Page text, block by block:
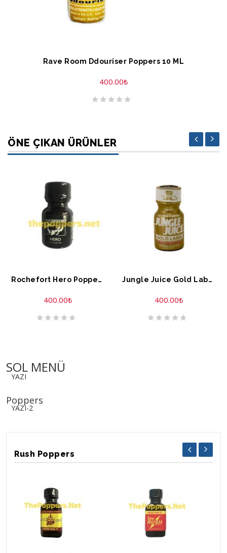
SEPETE EKLE
Rave Room Ddouriser Poppers 10 ML
400.00₺
ÖNE ÇIKAN ÜRÜNLER
Rochefort Hero Poppers 10 ML
400.00₺
Jungle Juice Gold Label Extreme Formule 10 ML
400.00₺
SOL MENÜ
YAZI
Poppers
YAZI-2
Rush Poppers